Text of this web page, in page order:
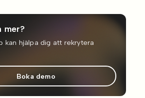
mer?
kan hjälpa dig att rekrytera
Boka demo